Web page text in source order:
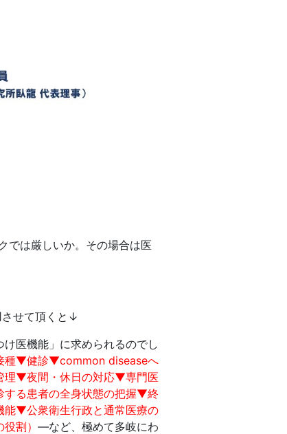
では厳しいか。その場合は医
せて頂くと↓
医機能」に求められるのでし
種▼健診▼common diseaseへ
理▼夜間・休日の対応▼専門医
る患者の全身状態の把握▼終
能▼公衆衛生行政と通常医療の
割） —など、極めて多岐にわ